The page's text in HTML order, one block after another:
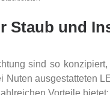
Staub und
sind so
ausgestatteten